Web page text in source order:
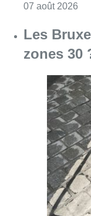
07 août 2026
Les
zones 30